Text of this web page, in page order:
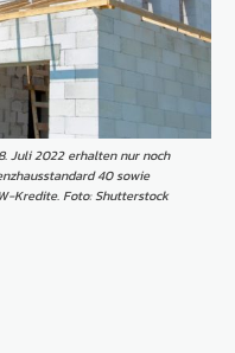
Juli 2022 erhalten nur noch
40 sowie
Kredite. Foto: Shutterstock